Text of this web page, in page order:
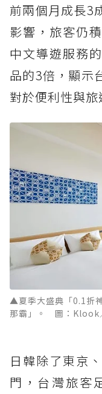
前兩個月成長3
影響，旅客仍
中文導遊服務
品的3倍，顯示
對於便利性與旅
▲夏季大盛典「0.1折
那霸」。 圖：Klook
日韓除了東京、
門，台灣旅客